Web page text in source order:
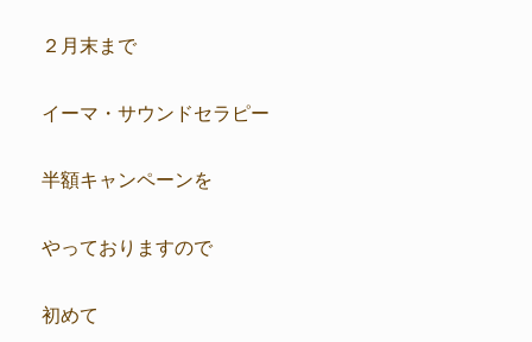
２月末まで
イーマ・サウンドセラピー
半額キャンペーンを
やっておりますので
初めて